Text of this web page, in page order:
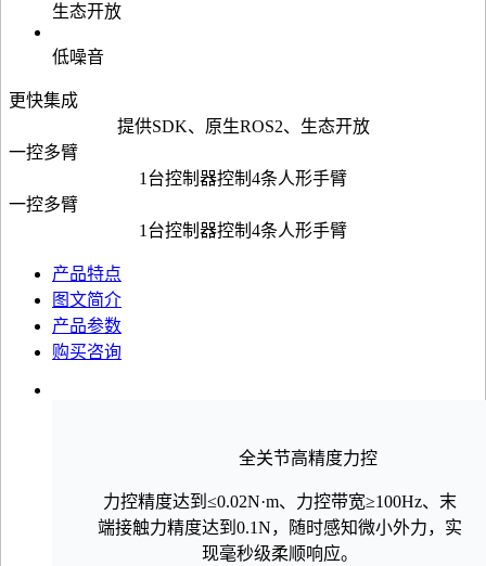
生态开放
低噪音
更快集成
提供SDK、原生ROS2、生态开放
一控多臂
1台控制器控制4条人形手臂
一控多臂
1台控制器控制4条人形手臂
产品特点
图文简介
产品参数
购买咨询
全关节高精度力控
力控精度达到≤0.02N·m、力控带宽≥100Hz、末
端接触力精度达到0.1N，随时感知微小外力，实
现毫秒级柔顺响应。